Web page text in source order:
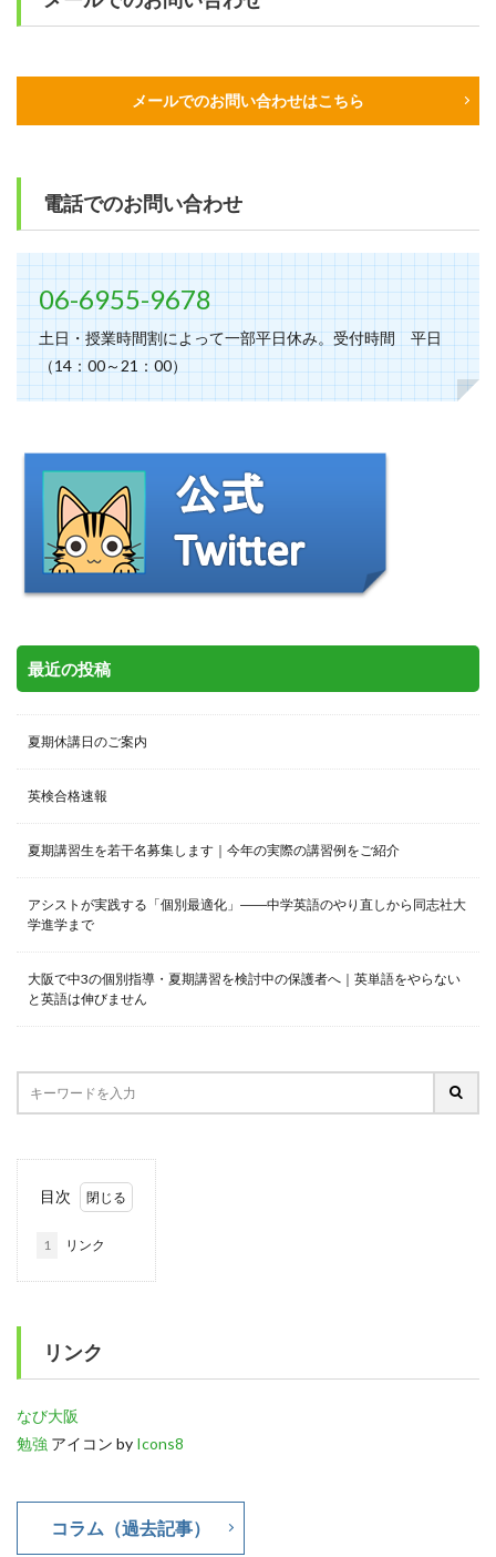
メールでのお問い合わせはこちら
電話でのお問い合わせ
06-6955-9678
土日・授業時間割によって一部平日休み。受付時間 平日
（14：00～21：00）
最近の投稿
夏期休講日のご案内
英検合格速報
夏期講習生を若干名募集します｜今年の実際の講習例をご紹介
アシストが実践する「個別最適化」――中学英語のやり直しから同志社大
学進学まで
大阪で中3の個別指導・夏期講習を検討中の保護者へ｜英単語をやらない
と英語は伸びません
目次
1 リンク
リンク
なび大阪
勉強 アイコン by Icons8
コラム（過去記事）